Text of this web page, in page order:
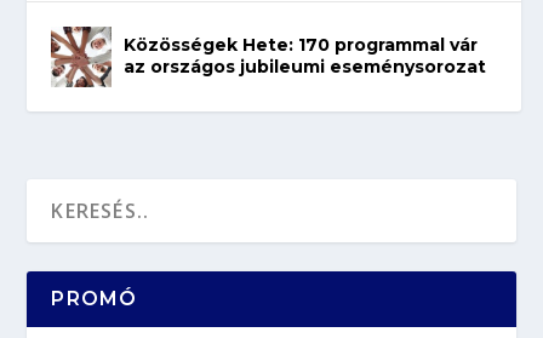
Közösségek Hete: 170 programmal vár
az országos jubileumi eseménysorozat
PROMÓ